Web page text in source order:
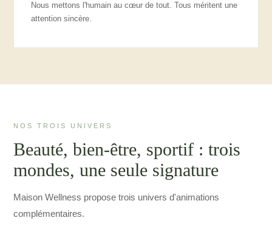
Nous mettons l'humain au cœur de tout. Tous méritent une
attention sincère.
NOS TROIS UNIVERS
Beauté, bien-être, sportif : trois
mondes, une seule signature
Maison Wellness propose trois univers d'animations
complémentaires.